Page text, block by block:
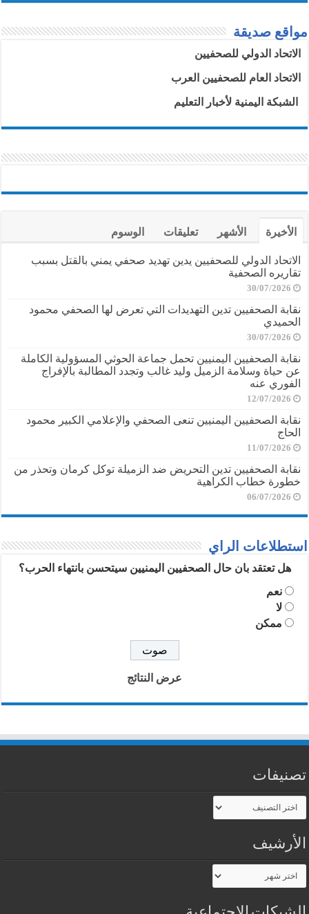
مواقع صديقة
الاتحاد الدولي للصحفيين
الاتحاد العام للصحفيين العرب
الشبكة اليمنية لأخبار التعليم
الأخيرة الأشهر تعليقات الوسوم
الاتحاد الدولي للصحفيين يدين تهديد صحفي يمني بالقتل بسبب
تقاريره الصحفية
30/07/2026
نقابة الصحفيين تدين التهديدات التي تعرض لها الصحفي محمود
الحميدي
30/07/2026
نقابة الصحفيين اليمنيين تحمل جماعة الحوثي المسؤولية الكاملة
عن حياة وسلامة الزميل وليد غالب وتجدد المطالبة بالإفراج
الفوري عنه
12/07/2026
نقابة الصحفيين اليمنيين تنعى الصحفي والإعلامي الكبير محمود
الحاج
11/07/2026
نقابة الصحفيين تدين التحريض ضد الزميلة توكل كرمان وتحذر من
خطورة خطاب الكراهية
06/07/2026
استطلاعات الراي
هل تعتقد بان حال الصحفيين اليمنيين سيتحسن بانتهاء الحرب؟
نعم
لا
ممكن
عرض النتائج
تصنيفات
تصنيفات
الأرشيف
الأرشيف